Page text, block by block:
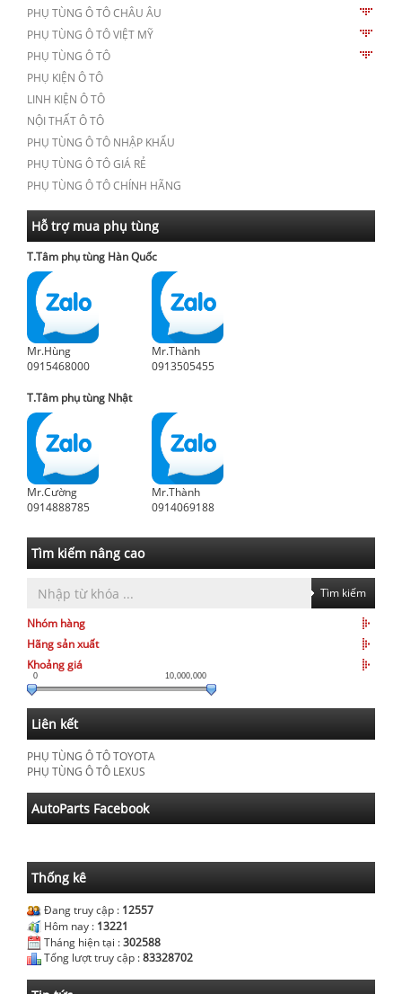
PHỤ TÙNG Ô TÔ CHÂU ÂU
PHỤ TÙNG Ô TÔ VIỆT MỸ
PHỤ TÙNG Ô TÔ
PHỤ KIỆN Ô TÔ
LINH KIỆN Ô TÔ
NỘI THẤT Ô TÔ
PHỤ TÙNG Ô TÔ NHẬP KHẨU
PHỤ TÙNG Ô TÔ GIÁ RẺ
PHỤ TÙNG Ô TÔ CHÍNH HÃNG
Hỗ trợ mua phụ tùng
T.Tâm phụ tùng Hàn Quốc
Mr.Hùng
0915468000
Mr.Thành
0913505455
T.Tâm phụ tùng Nhật
Mr.Cường
0914888785
Mr.Thành
0914069188
Tìm kiếm nâng cao
Tìm kiếm
Nhóm hàng
Hãng sản xuất
Khoảng giá
0 10,000,000
Liên kết
PHỤ TÙNG Ô TÔ TOYOTA
PHỤ TÙNG Ô TÔ LEXUS
AutoParts Facebook
Thống kê
Đang truy cập : 12557
Hôm nay : 13221
Tháng hiện tại :302588
Tổng lượt truy cập :83328702